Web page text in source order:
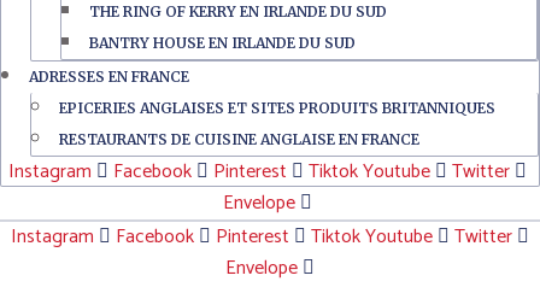
THE RING OF KERRY EN IRLANDE DU SUD
BANTRY HOUSE EN IRLANDE DU SUD
ADRESSES EN FRANCE
EPICERIES ANGLAISES ET SITES PRODUITS BRITANNIQUES
RESTAURANTS DE CUISINE ANGLAISE EN FRANCE
Instagram Facebook Pinterest TiktokYoutube
Twitter
Envelope
Instagram
Facebook Pinterest TiktokYoutube
Twitter
Envelope